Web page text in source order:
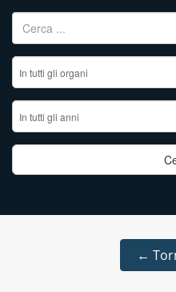
Ricerca per:
←